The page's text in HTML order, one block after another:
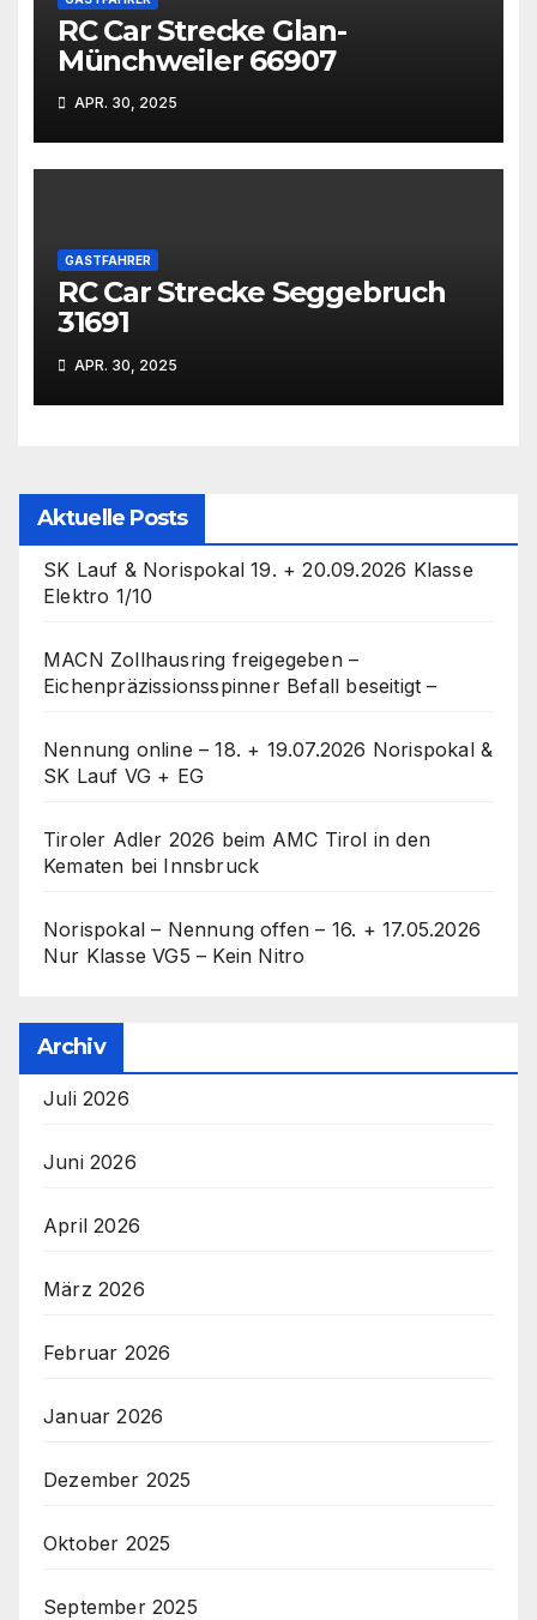
RC Car Strecke Glan-
Münchweiler 66907
APR. 30, 2025
GASTFAHRER
RC Car Strecke Seggebruch
31691
APR. 30, 2025
Aktuelle Posts
SK Lauf & Norispokal 19. + 20.09.2026 Klasse
Elektro 1/10
MACN Zollhausring freigegeben –
Eichenpräzissionsspinner Befall beseitigt –
Nennung online – 18. + 19.07.2026 Norispokal &
SK Lauf VG + EG
Tiroler Adler 2026 beim AMC Tirol in den
Kematen bei Innsbruck
Norispokal – Nennung offen – 16. + 17.05.2026
Nur Klasse VG5 – Kein Nitro
Archiv
Juli 2026
Juni 2026
April 2026
März 2026
Februar 2026
Januar 2026
Dezember 2025
Oktober 2025
September 2025